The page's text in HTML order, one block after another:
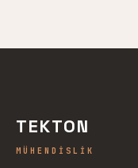
TEKTON
MÜHENDISLIK